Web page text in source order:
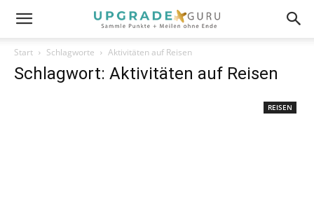
Start Schlagworte Aktivitäten auf Reisen
Schlagwort: Aktivitäten auf Reisen
REISEN